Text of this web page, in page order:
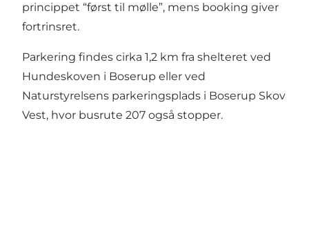
princippet “først til mølle”, mens booking giver
fortrinsret.
Parkering findes cirka 1,2 km fra shelteret ved
Hundeskoven i Boserup eller ved
Naturstyrelsens parkeringsplads i Boserup Skov
Vest, hvor busrute 207 også stopper.